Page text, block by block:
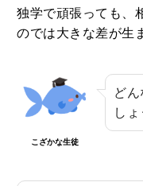
3
4
独学で頑張っても、
のでは大きな差が生
こざかな生徒
ど
しょ